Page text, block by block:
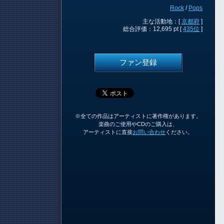
Rock / Pops
主な活動地：[京都府 ]
総合評価：12,695 pt [435位 ]
ファン登録
※全ての作品はアーティストに著作権があります。
楽曲のご使用やCDのご購入は、
アーティストに直接お問い合わせ ください。